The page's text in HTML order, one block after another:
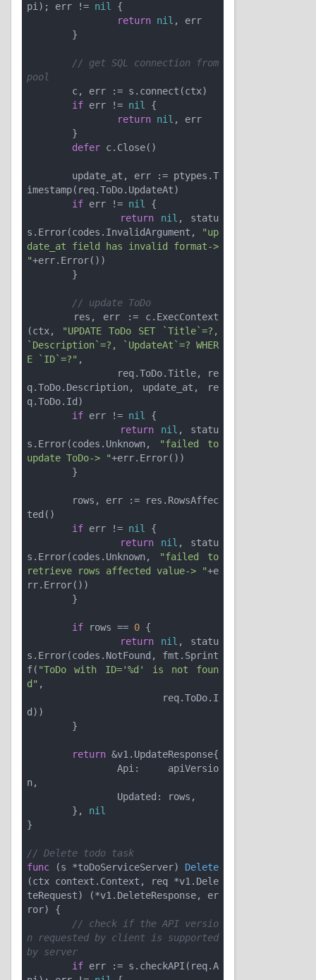
pi); err != nil
{
return nil , err
// get SQL connection from
pool
if err != nil
{
return nil , err
defer c.Close()
imestamp(req.ToDo.UpdateAt)
if err != nil
{
return
nil , statu
s.Error(codes.InvalidArgument,
"up
date_at field has invalid format->
"+err.Error())
// update ToDo
(ctx,
"UPDATE ToDo SET `Title`=?,
`Description`=?, `UpdateAt`=? WHER
E `ID`=?" ,
q.ToDo.Description, update_at, re
q.ToDo.Id)
if err != nil
{
return
nil , statu
s.Error(codes.Unknown,
"failed to
update ToDo-> "+err.Error())
ted()
if err != nil
{
return
nil , statu
s.Error(codes.Unknown,
"failed to
retrieve rows affected value-> "+e
rr.Error())
if rows == 0 {
return
nil , statu
s.Error(codes.NotFound, fmt.Sprint
f( "ToDo with ID='%d' is not foun
d" ,
d))
return &v1.UpdateResponse{
		Api:     apiVersio
n,
	},
nil
}
// Delete todo task
func
(s *toDoServiceServer)
Delete
(ctx context.Context, req *v1.Dele
teRequest)
(*v1.DeleteResponse, er
ror)
{
// check if the API versio
n requested by client is supported
by server
if err := s.checkAPI(req.A